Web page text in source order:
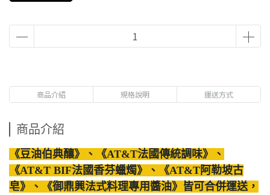
商品介紹 規格說明 運送方式
商品介紹
《豆油伯典釀》、《AT&T法國傳統調味》、
《AT&T BIF法國香芬蠟燭》、《AT&T阿勒坡古
皂》、《御鼎興法式料理專用醬油》皆可合併運送，